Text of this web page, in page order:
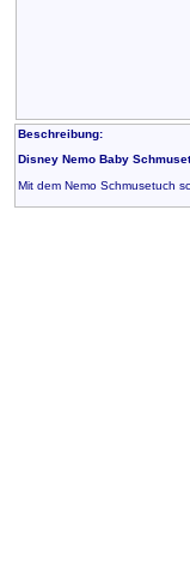
Beschreibung:
Disney Nemo Baby
Mit dem Nemo Schmusetuch